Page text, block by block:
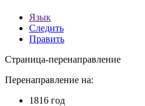
Язык
Следить
Править
Страница-перенаправление
Перенаправление на:
1816 год